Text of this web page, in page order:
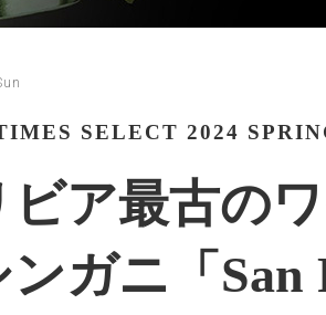
SELECT 2024
ア最古の
ガニ「San